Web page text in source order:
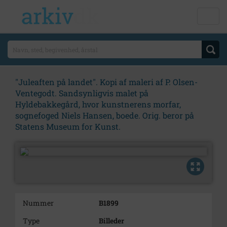
"Juleaften på landet". Kopi af maleri af P. Olsen-
Ventegodt. Sandsynligvis malet på
Hyldebakkegård, hvor kunstnerens morfar,
sognefoged Niels Hansen, boede. Orig. beror på
Statens Museum for Kunst.
Nummer
B1899
Type
Billeder